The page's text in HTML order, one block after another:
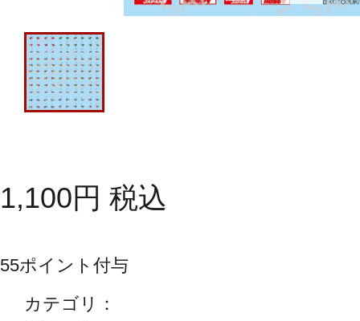
1,100円 税込
55ポイント付与
カテゴリ：